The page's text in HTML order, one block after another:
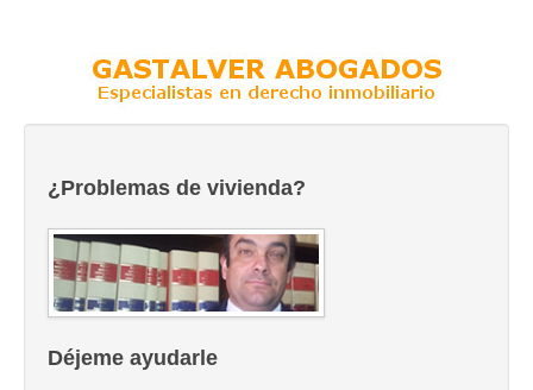
¿Problemas de vivienda?
Déjeme ayudarle